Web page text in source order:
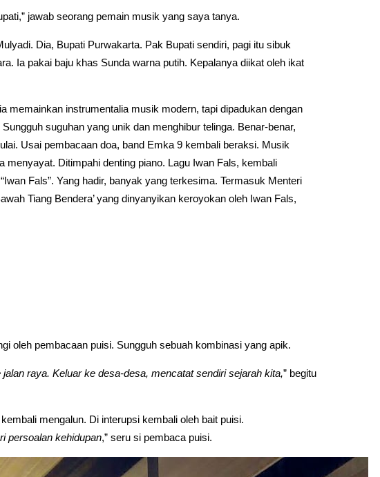
jawab seorang pemain musik yang saya tanya.
Dia, Bupati Purwakarta. Pak Bupati sendiri, pagi itu sibuk
Ia pakai baju khas Sunda warna putih. Kepalanya diikat oleh ikat
memainkan instrumentalia musik modern, tapi dipadukan dengan
suguhan yang unik dan menghibur telinga. Benar-benar,
Usai pembacaan doa, band Emka 9 kembali beraksi. Musik
menyayat. Ditimpahi denting piano. Lagu Iwan Fals, kembali
Fals”. Yang hadir, banyak yang terkesima. Termasuk Menteri
Tiang Bendera’ yang dinyanyikan keroyokan oleh Iwan Fals,
oleh pembacaan puisi. Sungguh sebuah kombinasi yang apik.
raya. Keluar ke desa-desa, mencatat sendiri sejarah kita,” begitu
mengalun. Di interupsi kembali oleh bait puisi.
persoalan kehidupan,” seru si pembaca puisi.